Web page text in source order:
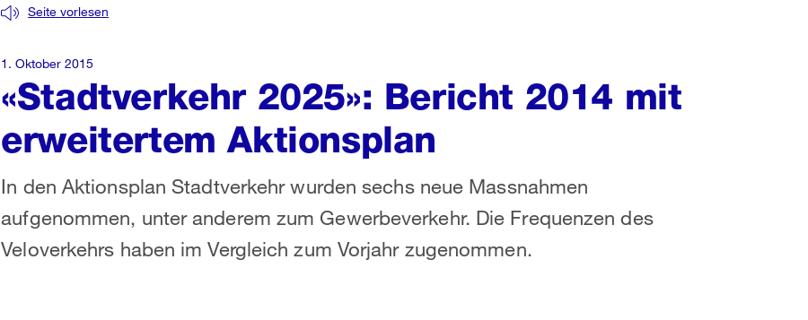
«Stadtverkehr 2025»: Bericht 2014 mit
erweitertem Aktionsplan
Seite vorlesen
In den Aktionsplan Stadtverkehr wurden sechs neue Massnahmen
aufgenommen, unter anderem zum Gewerbeverkehr. Die Frequenzen des
Veloverkehrs haben im Vergleich zum Vorjahr zugenommen.
1. Oktober 2015